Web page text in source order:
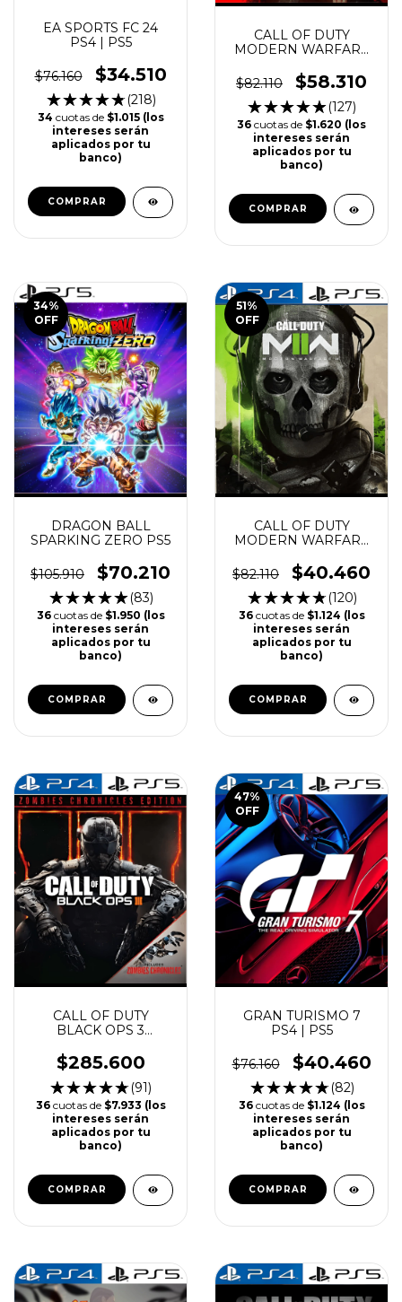
EA SPORTS FC 24
PS4 | PS5
$76.160 $34.510
(218)
34 cuotas de $1.015 (los
intereses serán
aplicados por tu
banco)
COMPRAR
CALL OF DUTY
MODERN WARFARE
$82.110
$58.310
(127)
36 cuotas de $1.620 (los
intereses serán
aplicados por tu
banco)
COMPRAR
34%
OFF
DRAGON BALL
SPARKING ZERO PS5
$105.910 $70.210
(83)
36 cuotas de $1.950 (los
intereses serán
aplicados por tu
banco)
COMPRAR
51%
OFF
CALL OF DUTY
MODERN WARFARE
$82.110
$40.460
(120)
36 cuotas de $1.124 (los
intereses serán
aplicados por tu
banco)
COMPRAR
CALL OF DUTY
BLACK OPS 3
CHRONICLES
EDITION PS4 | PS5
$285.600
(91)
36 cuotas de $7.933 (los
intereses serán
aplicados por tu
banco)
COMPRAR
47%
OFF
GRAN TURISMO 7
PS4 | PS5
$76.160 $40.460
(82)
36 cuotas de $1.124 (los
intereses serán
aplicados por tu
banco)
COMPRAR